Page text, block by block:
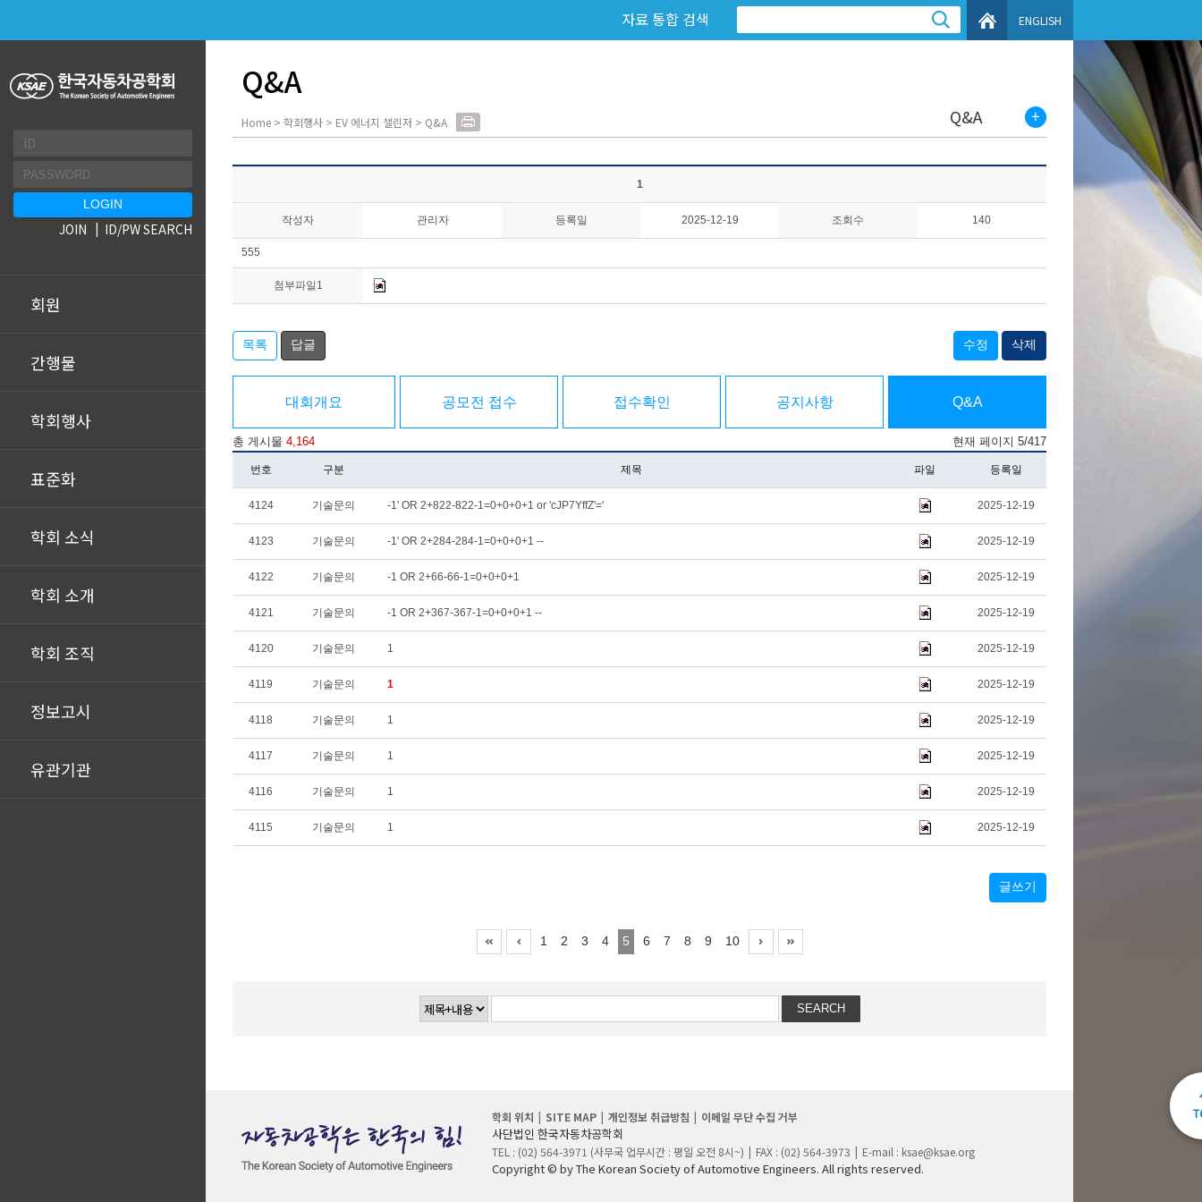
회원
간행물
학회행사
표준화
학회 소식
학회 소개
학회 조직
정보고시
유관기관
JOIN ID/PW SEARCH
자료 통합 검색 ENGLISH
Q&A
Home > 학회행사 > EV 에너지 챌린저 > Q&A Q&A
1
작성자 관리자 등록일 2025-12-19 조회수 140
555
첨부파일1
목록 답글 수정 삭제
대회개요 공모전 접수 접수확인 공지사항 Q&A
총 게시물 4,164 현재 페이지 5/417
번호 구분 제목 파일 등록일
4124 기술문의 -1' OR 2+822-822-1=0+0+0+1 or 'cJP7YffZ'=' 2025-12-19
4123 기술문의 -1' OR 2+284-284-1=0+0+0+1 -- 2025-12-19
4122 기술문의 -1 OR 2+66-66-1=0+0+0+1 2025-12-19
4121 기술문의 -1 OR 2+367-367-1=0+0+0+1 -- 2025-12-19
4120 기술문의 1 2025-12-19
4119 기술문의 1 2025-12-19
4118 기술문의 1 2025-12-19
4117 기술문의 1 2025-12-19
4116 기술문의 1 2025-12-19
4115 기술문의 1 2025-12-19
글쓰기
1 2 3 4 5 6 7 8 9 10
학회 위치 SITE MAP 개인정보 취급방침 이메일 무단 수집 거부
사단법인 한국자동차공학회
TEL : (02) 564-3971 (사무국 업무시간 : 평일 오전 8시~) FAX : (02) 564-3973 E-mail : ksae@ksae.org
Copyright © by The Korean Society of Automotive Engineers. All rights reserved.